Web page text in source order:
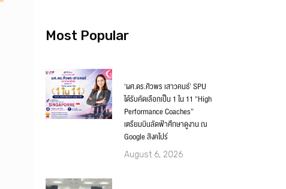
Most Popular
‘ผศ.ดร.ศิวพร เสาวคนธ์’ SPU
ได้รับคัดเลือกเป็น 1 ใน 11 “High
Performance Coaches”
เตรียมบินลัดฟ้าศึกษาดูงาน ณ
Google สิงคโปร์
August 6, 2026